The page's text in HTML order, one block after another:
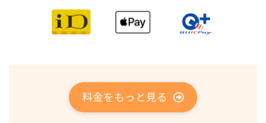
料金をもっと見る